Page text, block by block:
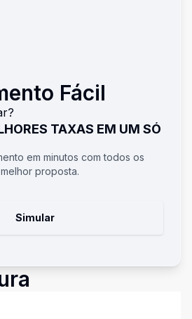
Fácil
TAXAS EM UM SÓ
em minutos com todos os
proposta.
Simular